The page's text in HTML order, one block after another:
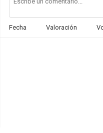
--
Fecha Valoración